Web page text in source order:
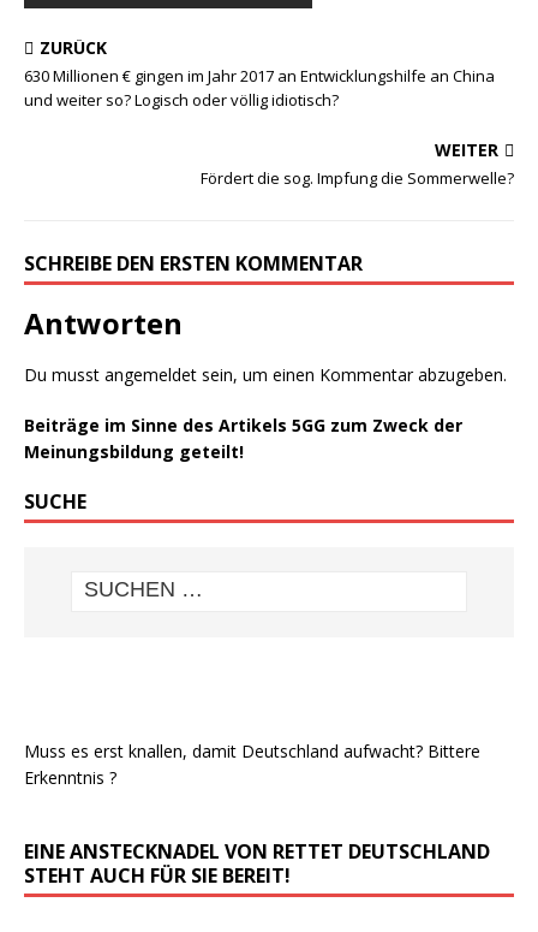
ZURÜCK
630 Millionen € gingen im Jahr 2017 an Entwicklungshilfe an China
und weiter so? Logisch oder völlig idiotisch?
WEITER
Fördert die sog. Impfung die Sommerwelle?
SCHREIBE DEN ERSTEN KOMMENTAR
Antworten
Du musst angemeldet sein, um einen Kommentar abzugeben.
Beiträge im Sinne des Artikels 5GG zum Zweck der
Meinungsbildung geteilt!
SUCHE
Muss es erst knallen, damit Deutschland aufwacht? Bittere
Erkenntnis ?
EINE ANSTECKNADEL VON RETTET DEUTSCHLAND
STEHT AUCH FÜR SIE BEREIT!